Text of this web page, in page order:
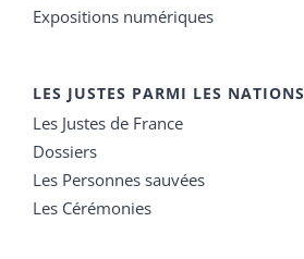
Expositions numériques
LES JUSTES PARMI LES NATIONS
Les Justes de France
Dossiers
Les Personnes sauvées
Les Cérémonies